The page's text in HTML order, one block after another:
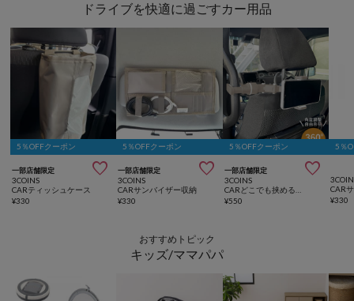
ドライブを快適に過ごすカー用品
5％OFFクーポン
一部店舗限定 
3COINS
CARティッシュケース
¥330
5％OFFクーポン
一部店舗限定 
3COINS
CARサンバイザー収納
¥330
5％OFFクーポン
一部店舗限定 
3COINS
¥550
5％
¥330
おすすめトピック
キッズ/ママパパ